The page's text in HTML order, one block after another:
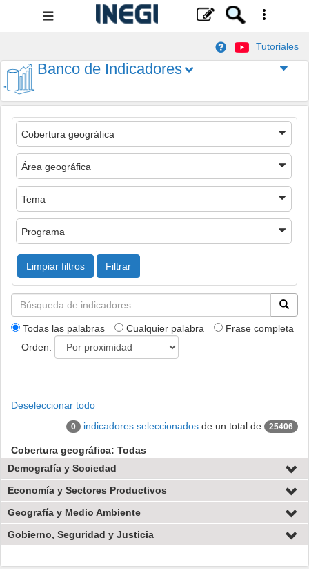
Menú
Tutoriales
Banco de Indicadores
Cobertura geográfica
Área geográfica
Tema
Programa
Limpiar filtros Filtrar
Todas las palabras Cualquier palabra
Frase completa
Orden:
Deseleccionar todo
0 indicadores seleccionados de un total de 25406
Cobertura geográfica: Todas
Demografía y Sociedad
Economía y Sectores Productivos
Geografía y Medio Ambiente
Gobierno, Seguridad y Justicia